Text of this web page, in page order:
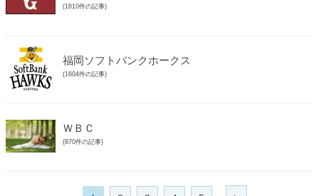
(1610件の記事)
福岡ソフトバンクホークス
(1604件の記事)
ＷＢＣ
(870件の記事)